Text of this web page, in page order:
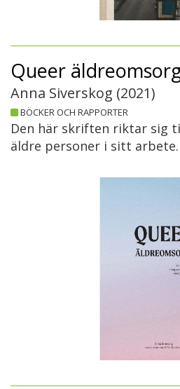
Queer
Anna Siverskog (2021)
BÖCKER OCH RAPPORTER
Den här skriften riktar sig
äldre personer i sitt arbete.